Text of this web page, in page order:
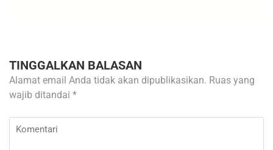
TINGGALKAN BALASAN
Alamat email Anda tidak akan dipublikasikan. Ruas yang
wajib ditandai *
Komentari